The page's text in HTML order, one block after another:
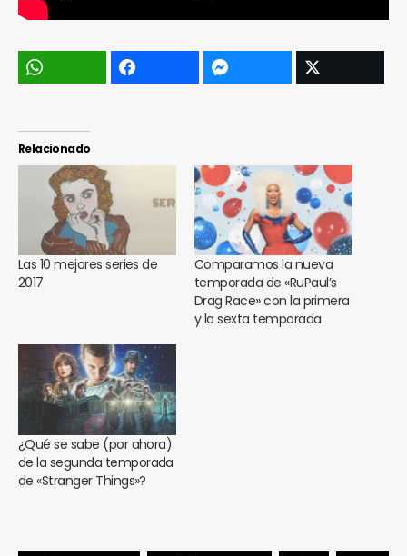
Relacionado
Las 10 mejores series de
2017
Comparamos la nueva
temporada de «RuPaul’s
Drag Race» con la primera
y la sexta temporada
¿Qué se sabe (por ahora)
de la segunda temporada
de «Stranger Things»?